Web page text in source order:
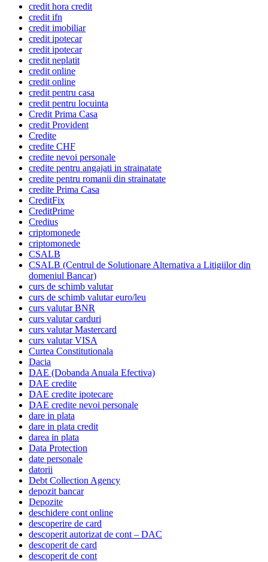
credit hora credit
credit ifn
credit imobiliar
credit ipotecar
credit ipotecar
credit neplatit
credit online
credit online
credit pentru casa
credit pentru locuinta
Credit Prima Casa
credit Provident
Credite
credite CHF
credite nevoi personale
credite pentru angajati in strainatate
credite pentru romanii din strainatate
credite Prima Casa
CreditFix
CreditPrime
Credius
criptomonede
criptomonede
CSALB
CSALB (Centrul de Solutionare Alternativa a Litigiilor din
domeniul Bancar)
curs de schimb valutar
curs de schimb valutar euro/leu
curs valutar BNR
curs valutar carduri
curs valutar Mastercard
curs valutar VISA
Curtea Constitutionala
Dacia
DAE (Dobanda Anuala Efectiva)
DAE credite
DAE credite ipotecare
DAE credite nevoi personale
dare in plata
dare in plata credit
darea in plata
Data Protection
date personale
datorii
Debt Collection Agency
depozit bancar
Depozite
deschidere cont online
descoperire de card
descoperit autorizat de cont – DAC
descoperit de card
descoperit de cont